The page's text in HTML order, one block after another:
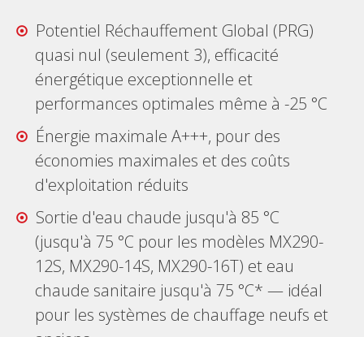
Potentiel Réchauffement Global (PRG)
quasi nul (seulement 3), efficacité
énergétique exceptionnelle et
performances optimales même à -25 °C
Énergie maximale A+++, pour des
économies maximales et des coûts
d'exploitation réduits
Sortie d'eau chaude jusqu'à 85 °C
(jusqu'à 75 °C pour les modèles MX290-
12S, MX290-14S, MX290-16T) et eau
chaude sanitaire jusqu'à 75 °C* — idéal
pour les systèmes de chauffage neufs et